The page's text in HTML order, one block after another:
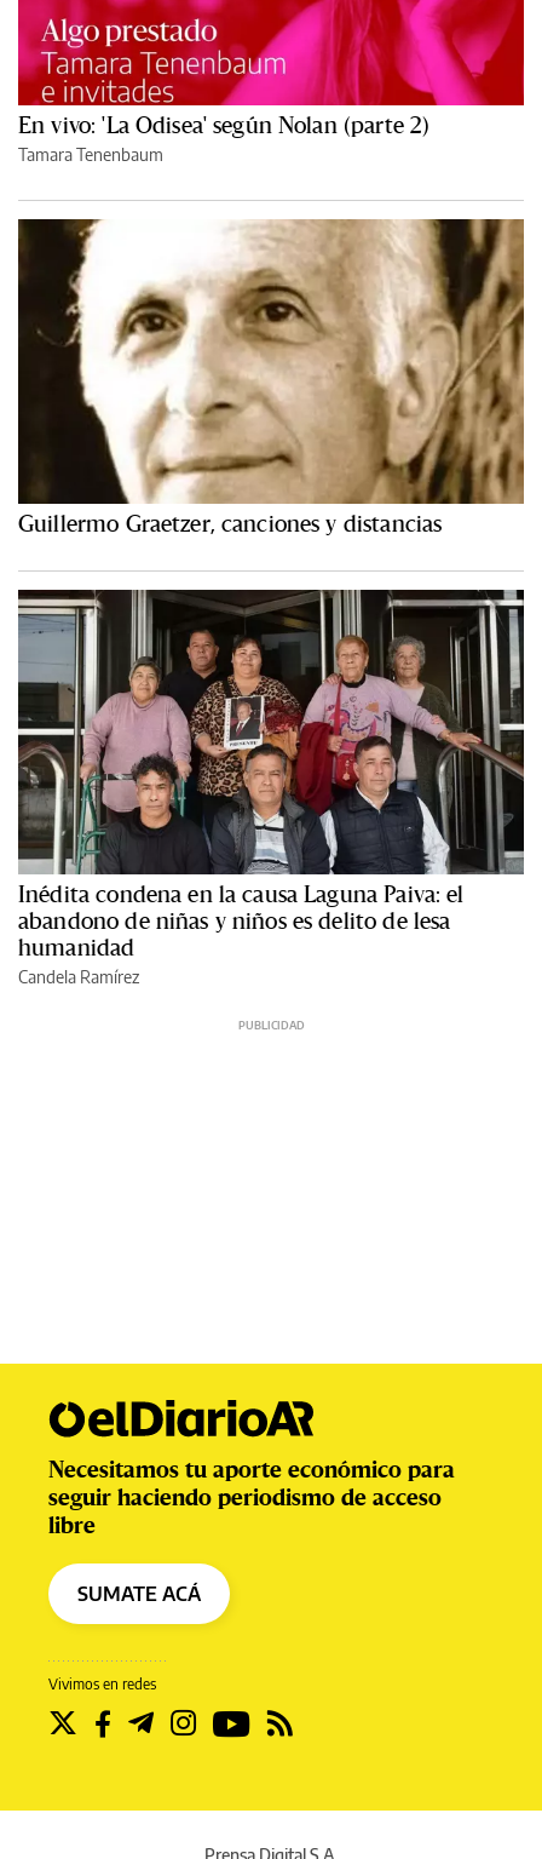
En vivo: 'La Odisea' según Nolan (parte 2)
Tamara Tenenbaum
Guillermo Graetzer, canciones y distancias
Inédita condena en la causa Laguna Paiva: el
abandono de niñas y niños es delito de lesa
humanidad
Candela Ramírez
Vivimos en redes
Necesitamos tu aporte económico para
seguir haciendo periodismo de acceso
libre
SUMATE ACÁ